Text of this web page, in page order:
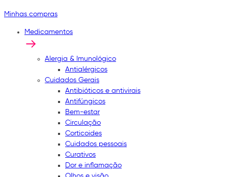
Minhas compras
Medicamentos
Alergia & Imunológico
Antialérgicos
Cuidados Gerais
Antibióticos e antivirais
Antifúngicos
Bem-estar
Circulação
Corticoides
Cuidados pessoais
Curativos
Dor e inflamação